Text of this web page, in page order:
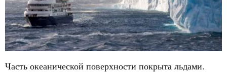
Часть океанической поверхности покрыта льдами.